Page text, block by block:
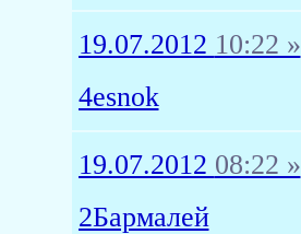
19.07.2012 10:22 »
4esnok
19.07.2012 08:22 »
2Бармалей